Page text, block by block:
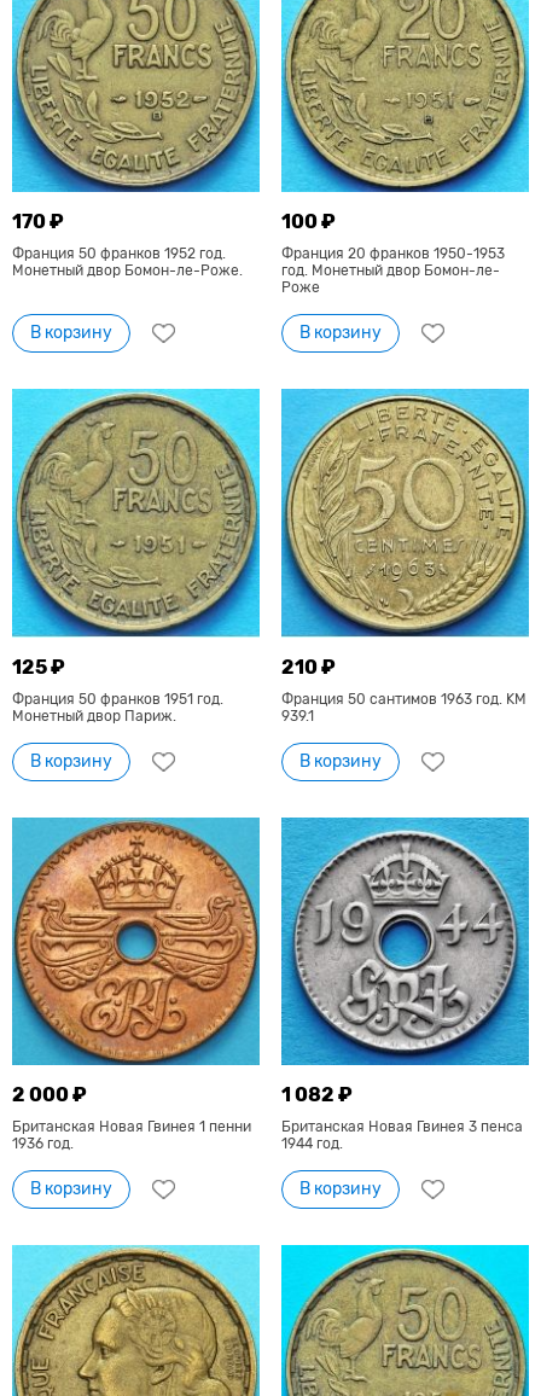
170 ₽
Франция 50 франков 1952 год.
Монетный двор Бомон-ле-Роже.
В корзину
100 ₽
Франция 20 франков 1950-1953
год. Монетный двор Бомон-ле-
Роже
В корзину
125 ₽
Франция 50 франков 1951 год.
Монетный двор Париж.
В корзину
210 ₽
Франция 50 сантимов 1963 год. KM
939.1
В корзину
2 000 ₽
Британская Новая Гвинея 1 пенни
1936 год.
В корзину
1 082 ₽
Британская Новая Гвинея 3 пенса
1944 год.
В корзину